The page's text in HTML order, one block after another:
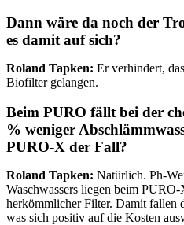
Dann wäre da noch der
es damit auf sich?
Roland Tapken: Er verhindert,
Biofilter gelangen.
Beim PURO fällt bei der
% weniger
PURO-X der Fall?
Roland Tapken: Natürlich. Ph-
Waschwassers liegen beim
herkömmlicher Filter. Damit fallen
was sich positiv auf die Kosten